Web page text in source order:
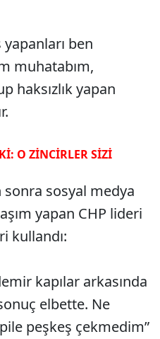
ben
muhatabım,
haksızlık yapan
O ZİNCİRLER SİZİ
sonra sosyal medya
yapan CHP lideri
kullandı:
kapılar arkasında
elbette. Ne
peşkeş çekmedim”